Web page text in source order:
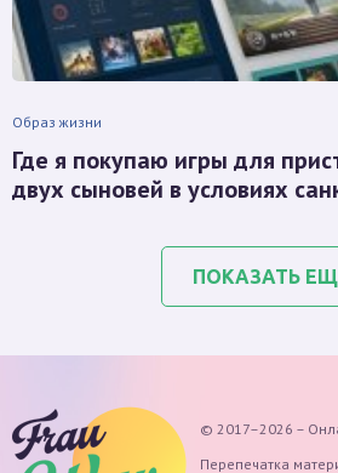
Образ жизни
Где я покупаю игры для
двух сыновей в условиях
ПОКАЗАТЬ
© 2017–2026 –
Перепечатка